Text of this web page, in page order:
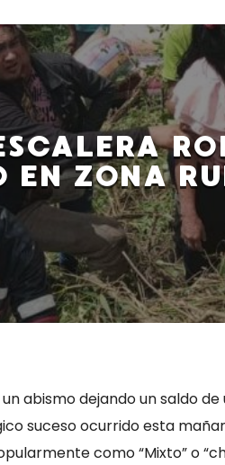
EN ZONA
abismo dejando un saldo
suceso ocurrido esta
como “Mixto” o